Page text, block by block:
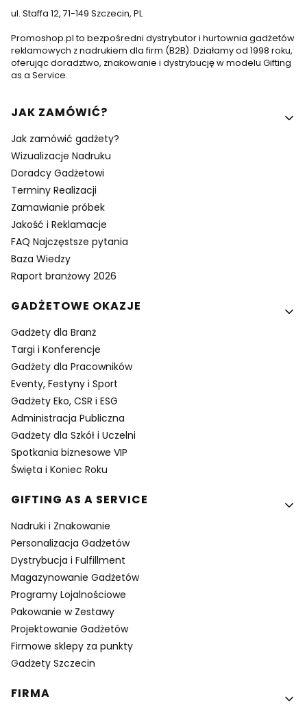
ul. Staffa 12, 71-149 Szczecin, PL
Promoshop.pl to bezpośredni dystrybutor i hurtownia gadżetów
reklamowych z nadrukiem dla firm (B2B). Działamy od 1998 roku,
oferując doradztwo, znakowanie i dystrybucję w modelu Gifting
as a Service.
Linki w stopce
JAK ZAMÓWIĆ?
Jak zamówić gadżety?
Wizualizacje Nadruku
Doradcy Gadżetowi
Terminy Realizacji
Zamawianie próbek
Jakość i Reklamacje
FAQ Najczęstsze pytania
Baza Wiedzy
Raport branżowy 2026
GADŻETOWE OKAZJE
Gadżety dla Branż
Targi i Konferencje
Gadżety dla Pracowników
Eventy, Festyny i Sport
Gadżety Eko, CSR i ESG
Administracja Publiczna
Gadżety dla Szkół i Uczelni
Spotkania biznesowe VIP
Święta i Koniec Roku
GIFTING AS A SERVICE
Nadruki i Znakowanie
Personalizacja Gadżetów
Dystrybucja i Fulfillment
Magazynowanie Gadżetów
Programy Lojalnościowe
Pakowanie w Zestawy
Projektowanie Gadżetów
Firmowe sklepy za punkty
Gadżety Szczecin
FIRMA